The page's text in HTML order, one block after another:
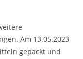
Am 13.05.2023
gepackt und